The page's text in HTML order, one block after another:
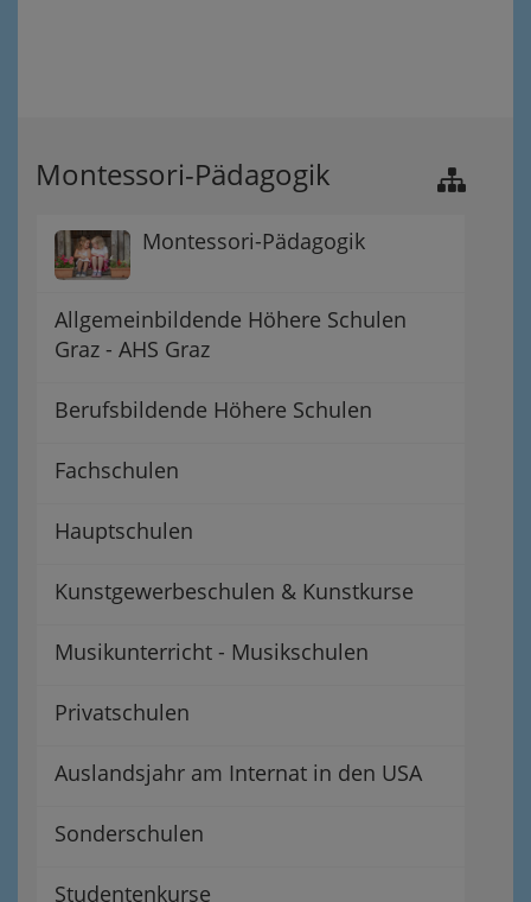
Montessori-Pädagogik
Montessori-Pädagogik
Allgemeinbildende Höhere Schulen
Graz - AHS Graz
Berufsbildende Höhere Schulen
Fachschulen
Hauptschulen
Kunstgewerbeschulen & Kunstkurse
Musikunterricht - Musikschulen
Privatschulen
Auslandsjahr am Internat in den USA
Sonderschulen
Studentenkurse